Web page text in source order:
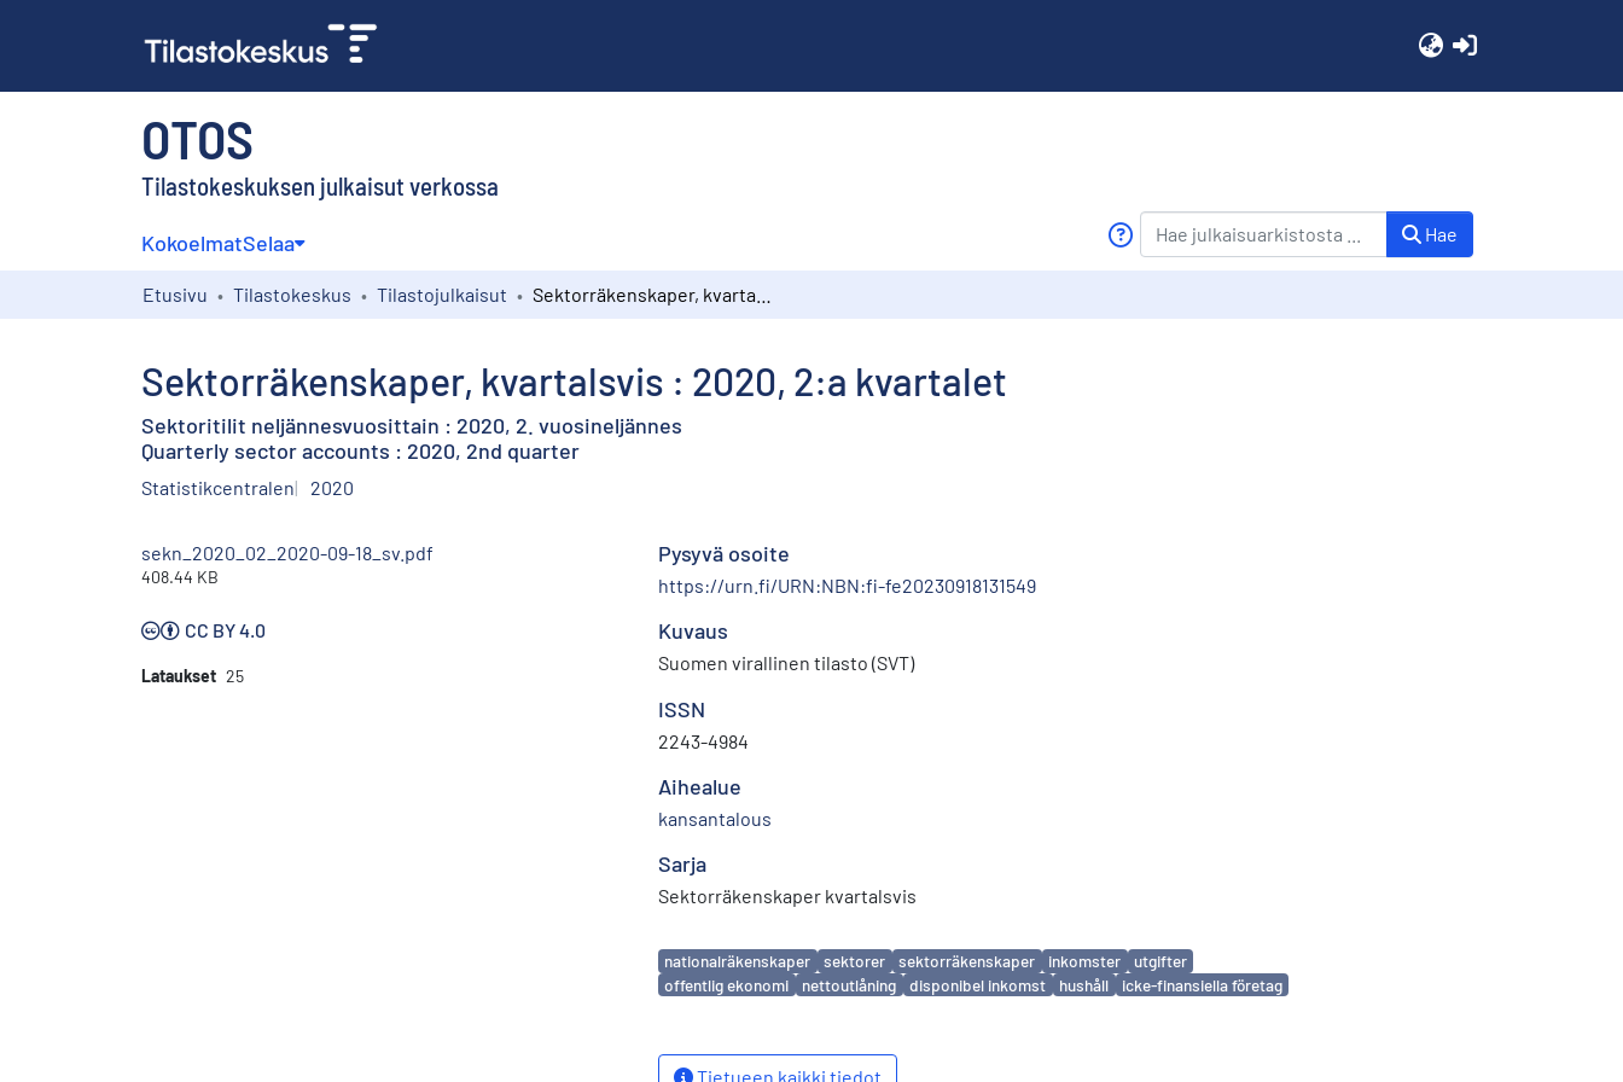
OTOS
Tilastokeskuksen julkaisut verkossa
KokoelmatSelaa Hae
Etusivu Tilastokeskus Tilastojulkaisut
Sektorräkenskaper, kvartalsvis : 2020, 2:a kvartalet
Sektoritilit neljännesvuosittain : 2020, 2. vuosineljännes
Quarterly sector accounts : 2020, 2nd quarter
Statistikcentralen 2020
sekn_2020_02_2020-09-18_sv.pdf
408.44 KB
CC BY 4.0
Lataukset 25
Pysyvä osoite
https://urn.fi/URN:NBN:fi-fe20230918131549
Kuvaus
Suomen virallinen tilasto (SVT)
ISSN
2243-4984
Aihealue
kansantalous
Sarja
Sektorräkenskaper kvartalsvis
Avainsanat
nationalräkenskaper sektorer sektorräkenskaper inkomster
utgifter
offentlig ekonomi
nettoutlåning disponibel inkomst hushåll icke-finansiella företag
Tietueen kaikki tiedot